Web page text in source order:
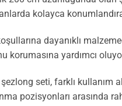
kolayca
dayanıklı
korumasına yardımcı
şezlong seti, farklı kullanım
pozisyonları arasında